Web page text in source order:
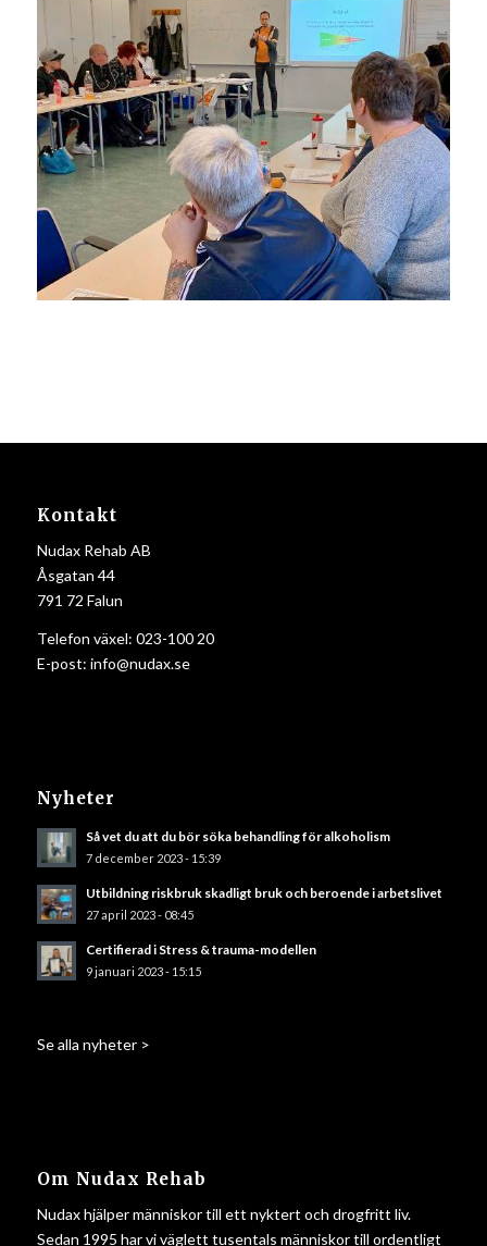
Kontakt
Nudax Rehab AB
Åsgatan 44
791 72 Falun
Telefon växel: 023-100 20
E-post: info@nudax.se
Nyheter
Så vet du att du bör söka behandling för alkoholism
7 december 2023 - 15:39
Utbildning riskbruk skadligt bruk och beroende i arbetslivet
27 april 2023 - 08:45
Certifierad i Stress & trauma-modellen
9 januari 2023 - 15:15
Se alla nyheter >
Om Nudax Rehab
Nudax hjälper människor till ett nyktert och drogfritt liv.
Sedan 1995 har vi väglett tusentals människor till ordentligt